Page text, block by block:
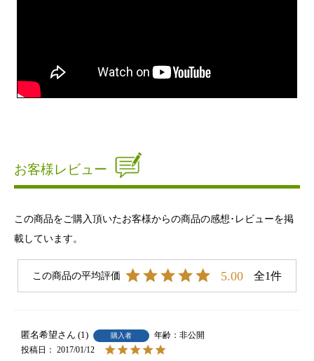
お客様レビュー
この商品をご購入頂いたお客様からの商品の感想･レビューを掲
載しています。
5.00 1
匿名希望 1 購入者
非公開
投稿日
2017/01/12